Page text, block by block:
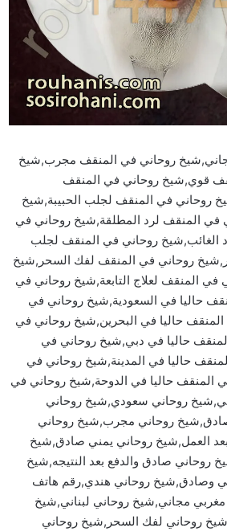
روحاني في المنقف مجرب,شيخ
قوي,شيخ روحاني في المنقف
روحاني في المنقف لجلب الحبيبة,شيخ
المنقف لرد المطلقة,شيخ روحاني في
الغائب,شيخ روحاني في المنقف لجلب
روحاني في المنقف لفك السحر,شيخ
المنقف لعلاج التابعة,شيخ روحاني في
حاليا في السعودية,شيخ روحاني في
حاليا في البحرين,شيخ روحاني في
حاليا في دبي,شيخ روحاني في
حاليا في المدينة,شيخ روحاني في
المنقف حاليا في الدوحة,شيخ روحاني في
روحاني سعودي,شيخ روحاني
روحاني مجرب,شيخ روحاني
العمل,شيخ روحاني يمني صادق,شيخ
روحاني صادق والدفع بعد النتيجه,شيخ
وصادق,شيخ روحاني هندي,رقم هاتف
مجاني,شيخ روحاني لبناني,شيخ
روحاني لفك السحر,شيخ روحاني